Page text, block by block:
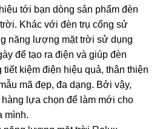
tới bạn dòng sản phẩm đèn
Khác với đèn trụ cổng sử
năng lượng mặt trời sử dụng
để tạo ra điện và giúp đèn
kiệm điện hiệu quả, thân thiện
mã đẹp, đa dạng. Bởi vậy,
lựa chọn để làm mới cho
mình.